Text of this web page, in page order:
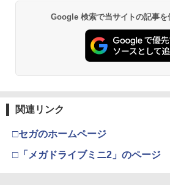
Google 検索で当サイトの記事を
関連リンク
□セガのホームページ
□「メガドライブミニ2」のページ